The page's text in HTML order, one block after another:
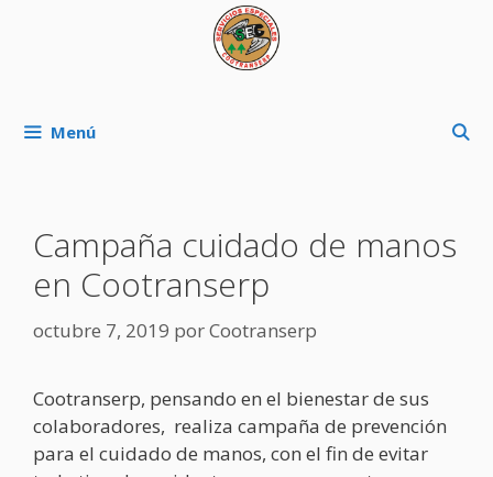
Menú
Campaña cuidado de manos
en Cootranserp
octubre 7, 2019 porCootranserp
Cootranserp, pensando en el bienestar de sus
colaboradores, realiza campaña de prevención
para el cuidado de manos, con el fin de evitar